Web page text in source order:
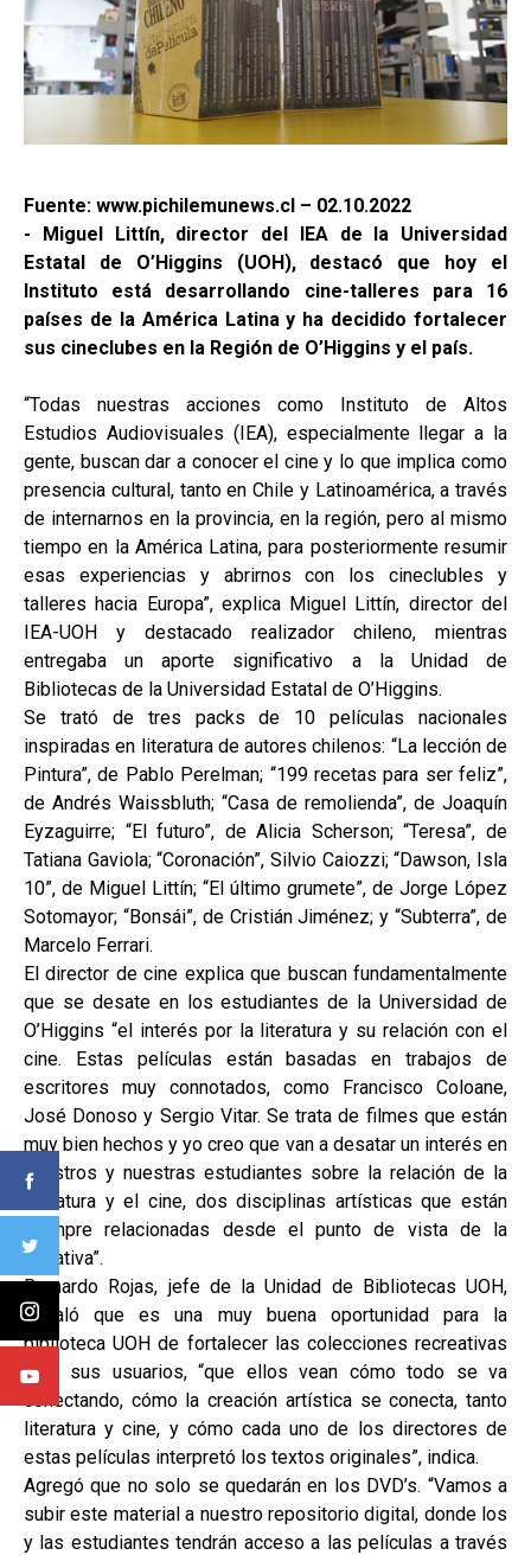
Fuente: www.pichilemunews.cl – 02.10.2022
- Miguel Littín, director del IEA de la Universidad
Estatal de O’Higgins (UOH), destacó que hoy el
Instituto está desarrollando cine-talleres para 16
países de la América Latina y ha decidido fortalecer
sus cineclubes en la Región de O’Higgins y el país.
“Todas nuestras acciones como Instituto de Altos
Estudios Audiovisuales (IEA), especialmente llegar a la
gente, buscan dar a conocer el cine y lo que implica como
presencia cultural, tanto en Chile y Latinoamérica, a través
de internarnos en la provincia, en la región, pero al mismo
tiempo en la América Latina, para posteriormente resumir
esas experiencias y abrirnos con los cineclubles y
talleres hacia Europa”, explica Miguel Littín, director del
IEA-UOH y destacado realizador chileno, mientras
entregaba un aporte significativo a la Unidad de
Bibliotecas de la Universidad Estatal de O’Higgins.
Se trató de tres packs de 10 películas nacionales
inspiradas en literatura de autores chilenos: “La lección de
Pintura”, de Pablo Perelman; “199 recetas para ser feliz”,
de Andrés Waissbluth; “Casa de remolienda”, de Joaquín
Eyzaguirre; “El futuro”, de Alicia Scherson; “Teresa”, de
Tatiana Gaviola; “Coronación”, Silvio Caiozzi; “Dawson, Isla
10”, de Miguel Littín; “El último grumete”, de Jorge López
Sotomayor; “Bonsái”, de Cristián Jiménez; y “Subterra”, de
Marcelo Ferrari.
El director de cine explica que buscan fundamentalmente
que se desate en los estudiantes de la Universidad de
O’Higgins “el interés por la literatura y su relación con el
cine. Estas películas están basadas en trabajos de
escritores muy connotados, como Francisco Coloane,
José Donoso y Sergio Vitar. Se trata de filmes que están
muy bien hechos y yo creo que van a desatar un interés en
nuestros y nuestras estudiantes sobre la relación de la
literatura y el cine, dos disciplinas artísticas que están
siempre relacionadas desde el punto de vista de la
narrativa”.
Bernardo Rojas, jefe de la Unidad de Bibliotecas UOH,
señaló que es una muy buena oportunidad para la
biblioteca UOH de fortalecer las colecciones recreativas
para sus usuarios, “que ellos vean cómo todo se va
conectando, cómo la creación artística se conecta, tanto
literatura y cine, y cómo cada uno de los directores de
estas películas interpretó los textos originales”, indica.
Agregó que no solo se quedarán en los DVD’s. “Vamos a
subir este material a nuestro repositorio digital, donde los
y las estudiantes tendrán acceso a las películas a través